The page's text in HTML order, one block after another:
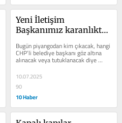
Yeni İletişim
Başkanımız karanlıkta
Bugün piyangodan kim çıkacak, hangi
CHP’li belediye başkanı göz altına
alınacak veya tutuklanacak diye
olağan haberleri okurken bir anda...
10.07.2025
90
10 Haber